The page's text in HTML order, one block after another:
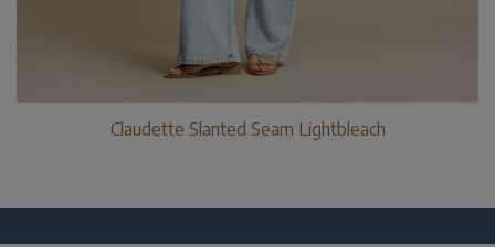
Claudette Slanted Seam Lightbleach